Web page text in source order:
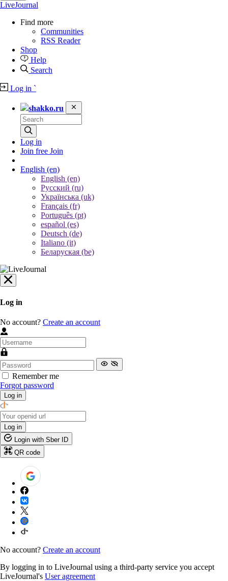
LiveJournal
Find more
Communities
RSS Reader
Shop
Help
Search
Log in `
shakko.ru
Log in
Join free Join
English (en)
English (en)
Русский (ru)
Українська (uk)
Français (fr)
Português (pt)
español (es)
Deutsch (de)
Italiano (it)
Беларуская (be)
Log in
No account? Create an account
Remember me
Forgot password
Log in
Log in
Login with Sber ID
QR code
No account? Create an account
By logging in to LiveJournal using a third-party service you accept
LiveJournal's User agreement